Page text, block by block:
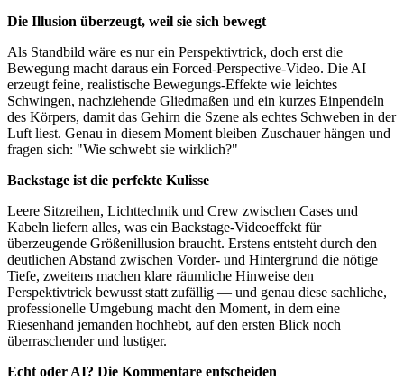
Die Illusion überzeugt, weil sie sich bewegt
Als Standbild wäre es nur ein Perspektivtrick, doch erst die
Bewegung macht daraus ein Forced-Perspective-Video. Die AI
erzeugt feine, realistische Bewegungs-Effekte wie leichtes
Schwingen, nachziehende Gliedmaßen und ein kurzes Einpendeln
des Körpers, damit das Gehirn die Szene als echtes Schweben in der
Luft liest. Genau in diesem Moment bleiben Zuschauer hängen und
fragen sich: "Wie schwebt sie wirklich?"
Backstage ist die perfekte Kulisse
Leere Sitzreihen, Lichttechnik und Crew zwischen Cases und
Kabeln liefern alles, was ein Backstage-Videoeffekt für
überzeugende Größenillusion braucht. Erstens entsteht durch den
deutlichen Abstand zwischen Vorder- und Hintergrund die nötige
Tiefe, zweitens machen klare räumliche Hinweise den
Perspektivtrick bewusst statt zufällig — und genau diese sachliche,
professionelle Umgebung macht den Moment, in dem eine
Riesenhand jemanden hochhebt, auf den ersten Blick noch
überraschender und lustiger.
Echt oder AI? Die Kommentare entscheiden